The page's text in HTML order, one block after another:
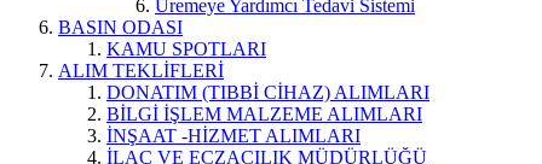
Üremeye Yardımcı Tedavi Sistemi
BASIN ODASI
KAMU SPOTLARI
ALIM TEKLİFLERİ
DONATIM (TIBBİ CİHAZ) ALIMLARI
BİLGİ İŞLEM MALZEME ALIMLARI
İNŞAAT -HİZMET ALIMLARI
İLAÇ VE ECZACILIK MÜDÜRLÜĞÜ